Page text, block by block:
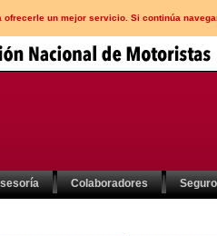
un mejor servicio. Si continúa
Colaboradores